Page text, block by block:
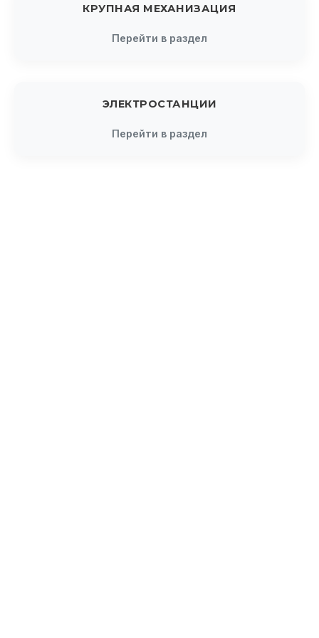
КРУПНАЯ МЕХАНИЗАЦИЯ
Перейти в раздел
ЭЛЕКТРОСТАНЦИИ
Перейти в раздел